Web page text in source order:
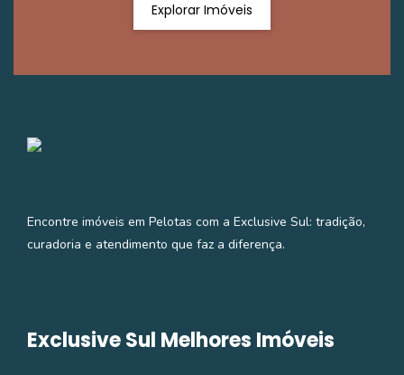
Explorar Imóveis
Encontre imóveis em Pelotas com a Exclusive Sul: tradição,
curadoria e atendimento que faz a diferença.
Exclusive Sul Melhores Imóveis